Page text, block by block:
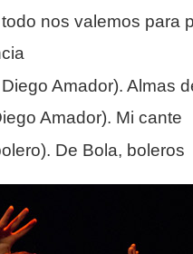
nos valemos para
Amador). Almas
Amador). Mi cante
De Bola, boleros